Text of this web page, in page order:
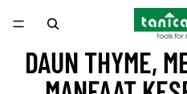
DAUN THYME,